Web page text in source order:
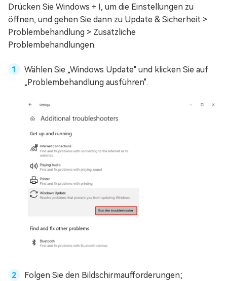
Drücken Sie Windows + I, um die Einstellungen zu
öffnen, und gehen Sie dann zu Update & Sicherheit >
Problembehandlung > Zusätzliche
Problembehandlungen.
Wählen Sie „Windows Update" und klicken Sie auf
„Problembehandlung ausführen".
Folgen Sie den Bildschirmaufforderungen;